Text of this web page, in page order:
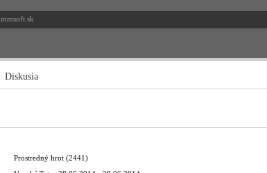
mmsoft.sk
Diskusia
Prostredný hrot (2441)